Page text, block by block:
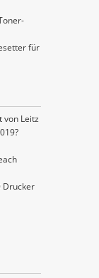
für
von Leitz
Drucker